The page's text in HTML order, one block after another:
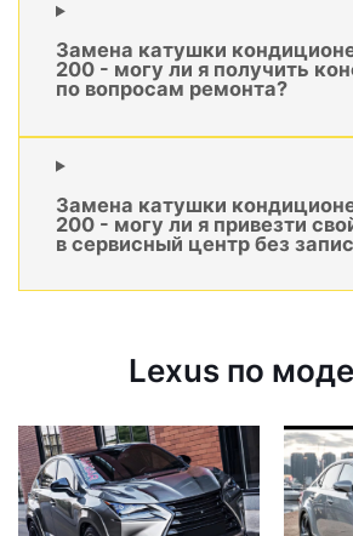
Замена катушки
200 - могу ли я получить
по вопросам ремонта?
Замена катушки
200 - могу ли я привезти
в сервисный центр без
Lexus по